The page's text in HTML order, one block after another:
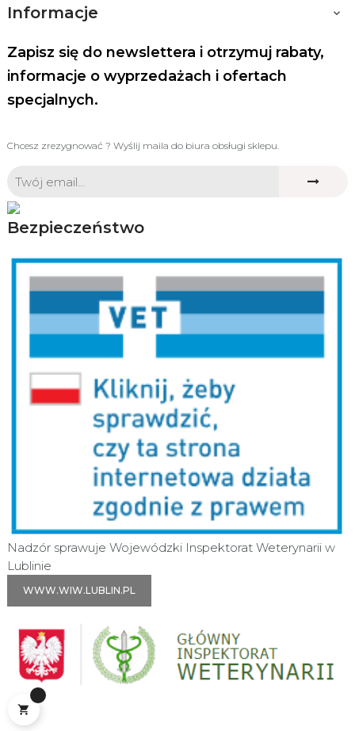
Informacje 
Zapisz się do newslettera i otrzymuj rabaty,
informacje o wyprzedażach i ofertach
specjalnych.
Chcesz zrezygnować ? Wyślij maila do biura obsługi sklepu.
Bezpieczeństwo
Nadzór sprawuje Wojewódzki Inspektorat Weterynarii w
Lublinie
WWW.WIW.LUBLIN.PL
